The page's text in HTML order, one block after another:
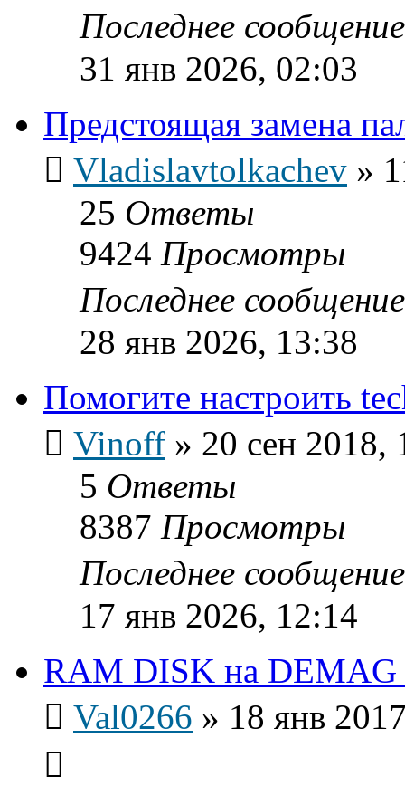
Последнее
31 янв 2026, 02:03
Предстоящая замена
Vladislavtolkachev »
25 Ответы
9424 Просмотры
Последнее
28 янв 2026, 13:38
Помогите настроить
Vinoff » 20 сен 2018,
5 Ответы
8387 Просмотры
Последнее
17 янв 2026, 12:14
RAM DISK на
Val0266 » 18 янв